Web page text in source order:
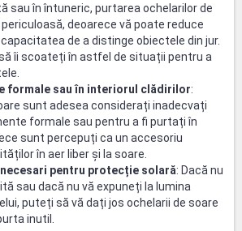
sau în întuneric, purtarea ochelarilor de
deoarece vă poate reduce
de a distinge obiectele din jur.
îi scoateți în astfel de situații pentru a
formale sau în interiorul clădirilor:
sunt adesea considerați inadecvați
formale sau pentru a fi purtați în
sunt percepuți ca un accesoriu
în aer liber și la soare.
necesari pentru protecție solară: Dacă nu
sau dacă nu vă expuneți la lumina
puteți să vă dați jos ochelarii de soare
inutil.